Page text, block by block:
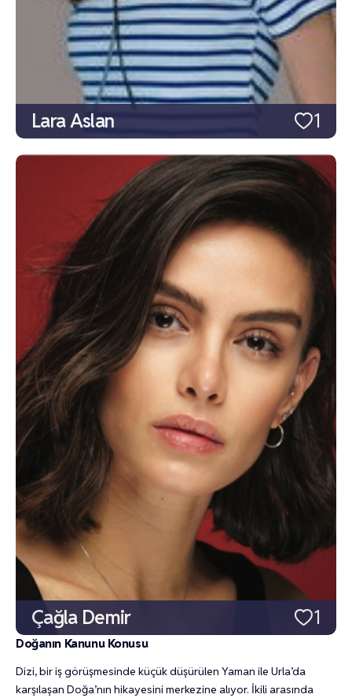
1
Lara Aslan
1
Çağla Demir
Doğanın Kanunu Konusu
Dizi, bir iş görüşmesinde küçük düşürülen Yaman ile Urla’da
karşılaşan Doğa’nın hikayesini merkezine alıyor. İkili arasında